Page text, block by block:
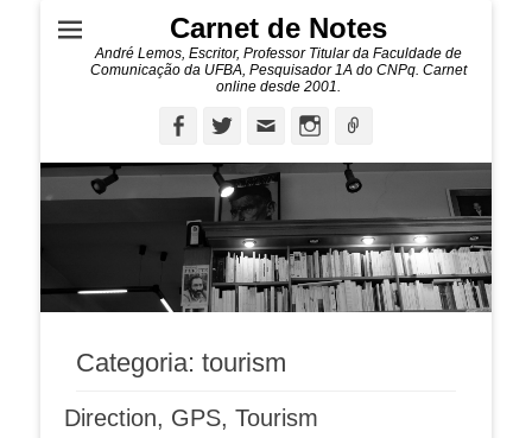
Carnet de Notes
André Lemos, Escritor, Professor Titular da Faculdade de
Comunicação da UFBA, Pesquisador 1A do CNPq. Carnet
online desde 2001.
FacebookTwitterEmail Instagram
Categoria: tourism
Direction, GPS, Tourism